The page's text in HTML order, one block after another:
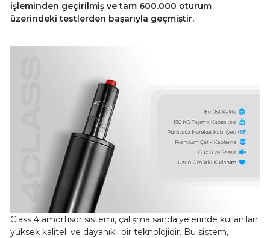
işleminden geçirilmiş ve tam 600.000 oturum
üzerindeki testlerden başarıyla geçmiştir.
Class 4 amortisör sistemi, çalışma sandalyelerinde kullanılan
yüksek kaliteli ve dayanıklı bir teknolojidir. Bu sistem,